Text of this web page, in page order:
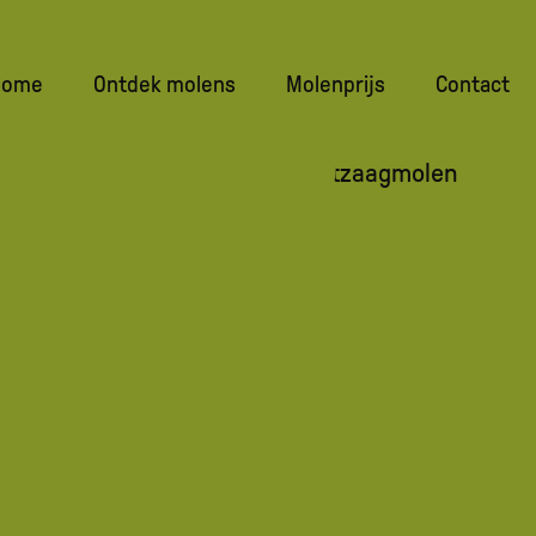
Ontdek molens Molenprijs Contact